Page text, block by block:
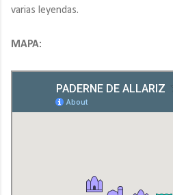
varias leyendas.
MAPA: